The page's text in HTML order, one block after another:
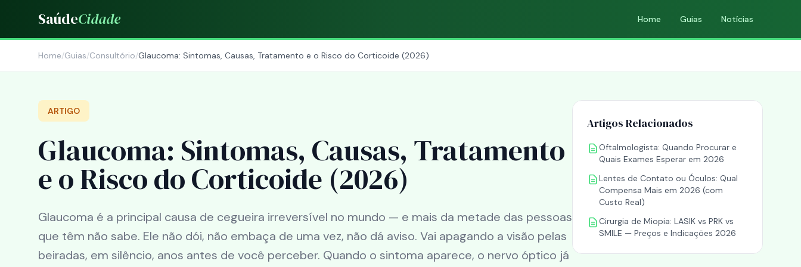
SaúdeCidade Home Guias Notícias
Home/Guias/Consultório/Glaucoma: Sintomas, Causas, Tratamento e o Risco do Corticoide (2026)
ARTIGO
Glaucoma: Sintomas, Causas, Tratamento
e o Risco do Corticoide (2026)
Glaucoma é a principal causa de cegueira irreversível no mundo — e mais da metade das pessoas
que têm não sabe. Ele não dói, não embaça de uma vez, não dá aviso. Vai apagando a visão pelas
beiradas, em silêncio, anos antes de você perceber. Quando o sintoma aparece, o nervo óptico já
Artigos Relacionados
Oftalmologista: Quando Procurar e
Quais Exames Esperar em 2026
Lentes de Contato ou Óculos: Qual
Compensa Mais em 2026 (com
Custo Real)
Cirurgia de Miopia: LASIK vs PRK vs
SMILE — Preços e Indicações 2026